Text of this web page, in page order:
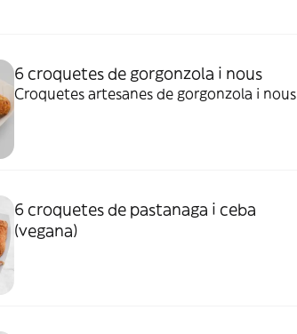
6 croquetes de gorgonzola i nous
Croquetes artesanes de gorgonzola i nous
6 croquetes de pastanaga i ceba
(vegana)